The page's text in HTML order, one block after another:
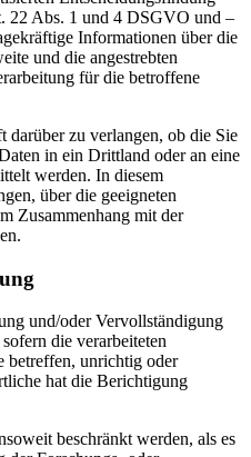
22 Abs. 1 und 4 DSGVO und –
Informationen über die
und die angestrebten
für die betroffene
darüber zu verlangen, ob die Sie
in ein Drittland oder an eine
werden. In diesem
über die geeigneten
Zusammenhang mit der
und/oder Vervollständigung
die verarbeiteten
betreffen, unrichtig oder
hat die Berichtigung
beschränkt werden, als es